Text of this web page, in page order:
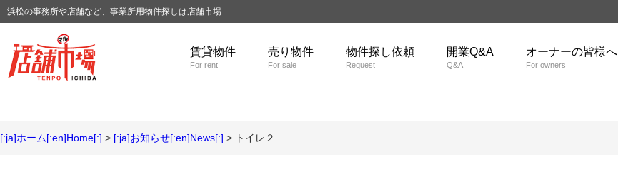
浜松の事務所や店舗など、事業所用物件探しは店舗市場
賃貸物件
For rent
売り物件
For sale
物件探し依頼
Request
開業Q&A
Q&A
オーナーの皆様へ
For owners
[:ja]ホーム[:en]Home[:] > [:ja]お知らせ[:en]News[:] > トイレ２